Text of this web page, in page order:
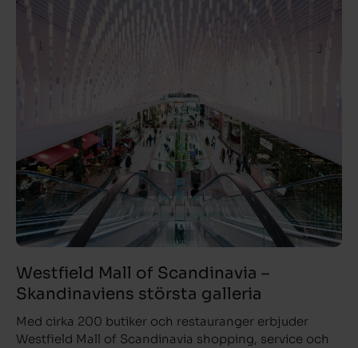
Westfield Mall of Scandinavia –
Skandinaviens största galleria
Med cirka 200 butiker och restauranger erbjuder
Westfield Mall of Scandinavia shopping, service och